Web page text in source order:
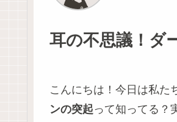
耳の不思議！ダ
こんにちは！今日は私た
ンの突起って知ってる？